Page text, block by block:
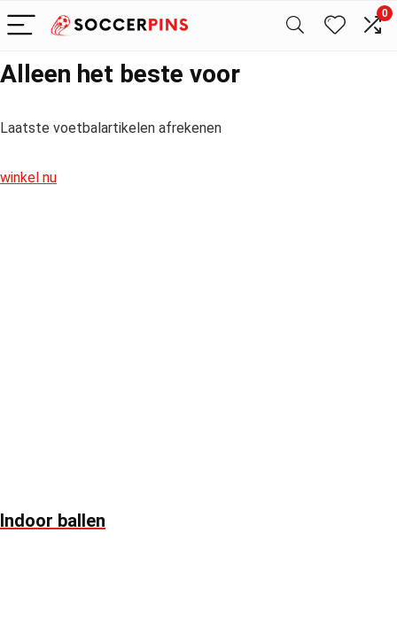
0
Alleen het beste voor
Laatste voetbalartikelen afrekenen
winkel nu
Indoor ballen